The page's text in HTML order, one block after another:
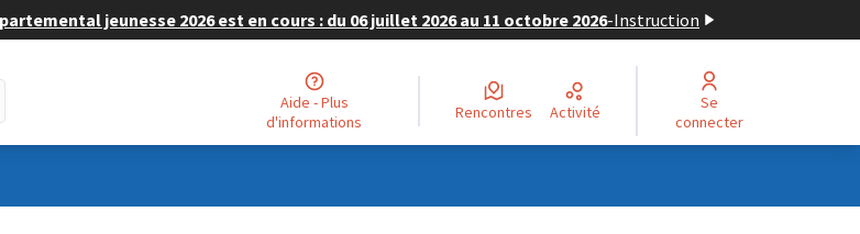
jeunesse 2026 est en cours : du 06 juillet 2026 au 11 octobre 2026-Instruction
Aide - Plus
d'informations
Rencontres Activité
Se
connecter